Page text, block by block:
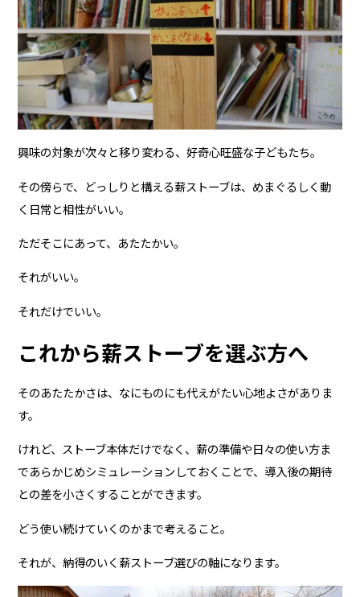
興味の対象が次々と移り変わる、好奇心旺盛な子どもたち。
その傍らで、どっしりと構える薪ストーブは、めまぐるしく動
く日常と相性がいい。
ただそこにあって、あたたかい。
それがいい。
それだけでいい。
これから薪ストーブを選ぶ方へ
そのあたたかさは、なにものにも代えがたい心地よさがありま
す。
けれど、ストーブ本体だけでなく、薪の準備や日々の使い方ま
であらかじめシミュレーションしておくことで、導入後の期待
との差を小さくすることができます。
どう使い続けていくのかまで考えること。
それが、納得のいく薪ストーブ選びの軸になります。